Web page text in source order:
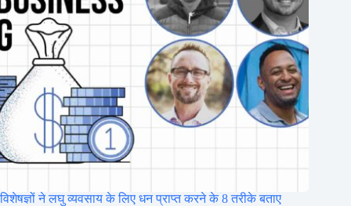
विशेषज्ञों ने लघु व्यवसाय के लिए धन प्राप्त करने के 8 तरीके बताए